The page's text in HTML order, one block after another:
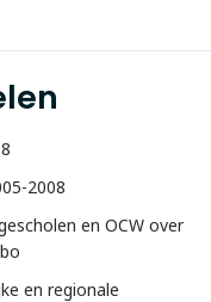
2008
en OCW over
en regionale